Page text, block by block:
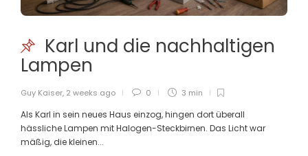
Karl und die nachhaltigen
Lampen
Guy Kaiser, 2 weeks ago 0 3 min
Als Karl in sein neues Haus einzog, hingen dort überall
hässliche Lampen mit Halogen-Steckbirnen. Das Licht war
mäßig, die kleinen...